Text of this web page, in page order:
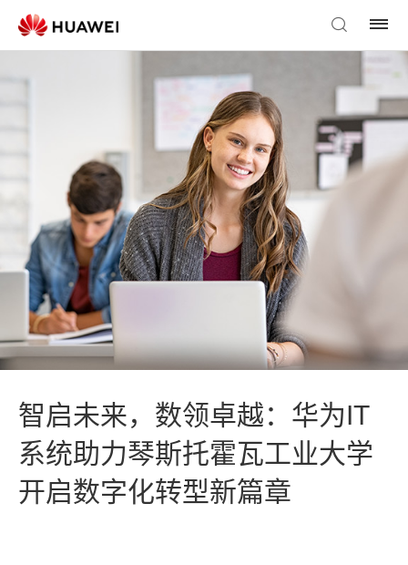
智启未来，数领卓越：华为IT
系统助力琴斯托霍瓦工业大学
开启数字化转型新篇章